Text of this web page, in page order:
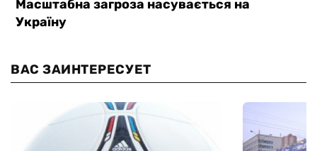
ВАС ЗАИНТЕРЕСУЕТ